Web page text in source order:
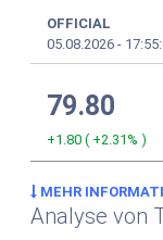
OFFICIAL
05.08.2026 -
79.80
+1.80 ( +2.31% )
MEHR
Analyse von